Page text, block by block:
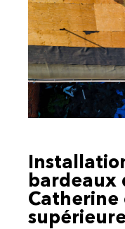
bardeaux
Catherine